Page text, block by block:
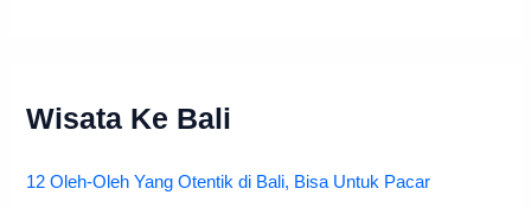
Wisata Ke Bali
12 Oleh-Oleh Yang Otentik di Bali, Bisa Untuk Pacar